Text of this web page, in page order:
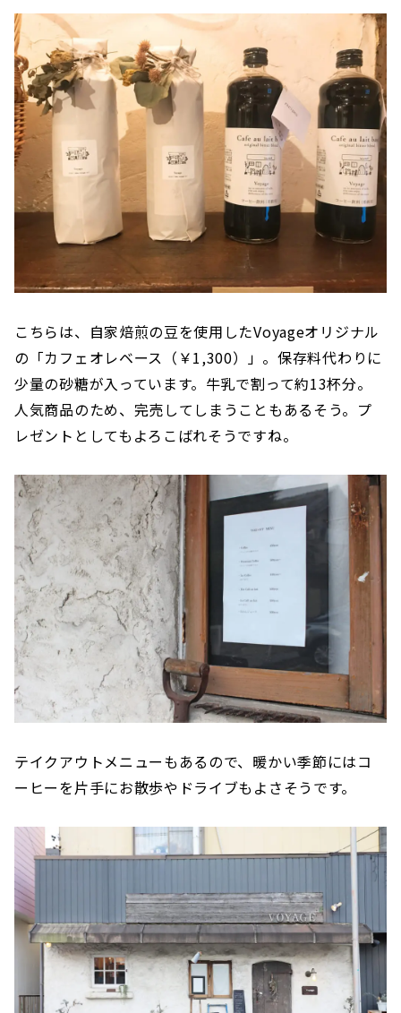
こちらは、自家焙煎の豆を使用したVoyageオリジナル
の「カフェオレベース（￥1,300）」。保存料代わりに
少量の砂糖が入っています。牛乳で割って約13杯分。
人気商品のため、完売してしまうこともあるそう。プ
レゼントとしてもよろこばれそうですね。
テイクアウトメニューもあるので、暖かい季節にはコ
ーヒーを片手にお散歩やドライブもよさそうです。